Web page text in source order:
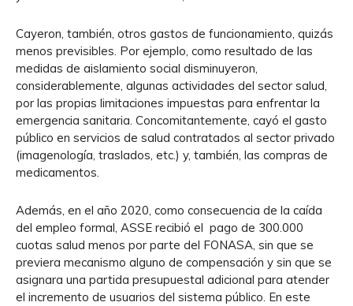
Cayeron, también, otros gastos de funcionamiento, quizás
menos previsibles. Por ejemplo, como resultado de las
medidas de aislamiento social disminuyeron,
considerablemente, algunas actividades del sector salud,
por las propias limitaciones impuestas para enfrentar la
emergencia sanitaria. Concomitantemente, cayó el gasto
público en servicios de salud contratados al sector privado
(imagenología, traslados, etc.) y, también, las compras de
medicamentos.
Además, en el año 2020, como consecuencia de la caída
del empleo formal, ASSE recibió el pago de 300.000
cuotas salud menos por parte del FONASA, sin que se
previera mecanismo alguno de compensación y sin que se
asignara una partida presupuestal adicional para atender
el incremento de usuarios del sistema público. En este